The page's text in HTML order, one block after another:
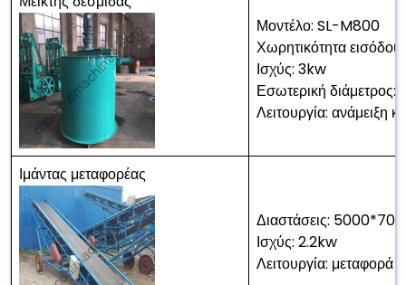
Μοντέλο: SL-M800
Χωρητικότητα
Ισχύς: 3kw
Εσωτερική
Λειτουργία: ανάμειξη
Ιμάντας μεταφορέας
Διαστάσεις:
Ισχύς: 2.2kw
Λειτουργία: